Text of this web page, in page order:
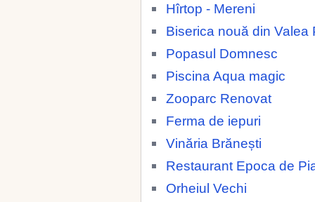
Hîrtop - Mereni
Biserica nouă din Valea
Popasul Domnesc
Piscina Aqua magic
Zooparc Renovat
Ferma de iepuri
Vinăria Brănești
Restaurant Epoca de
Orheiul Vechi